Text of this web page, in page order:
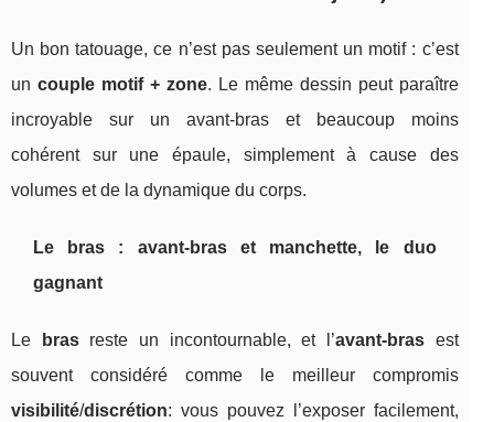
Un bon tatouage, ce n’est pas seulement un motif : c’est
un couple motif + zone. Le même dessin peut paraître
incroyable sur un avant-bras et beaucoup moins
cohérent sur une épaule, simplement à cause des
volumes et de la dynamique du corps.
Le bras : avant-bras et manchette, le duo
gagnant
Le brasreste un incontournable, et l’avant-brasest
souvent considéré comme le meilleur compromis
visibilité/discrétion: vous pouvez l’exposer facilement,